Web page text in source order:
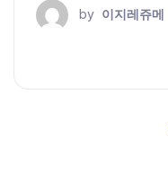
by 이지레쥬메